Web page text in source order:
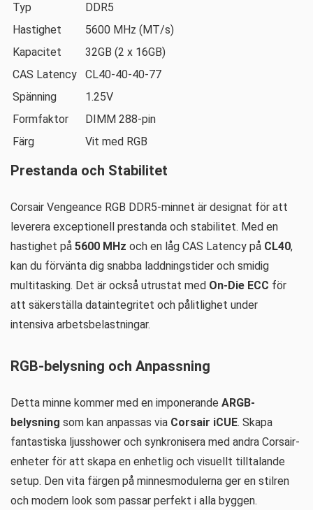
Typ
DDR5
Hastighet
5600 MHz (MT/s)
Kapacitet
32GB (2 x 16GB)
CAS Latency
CL40-40-40-77
Spänning
1.25V
Formfaktor
DIMM 288-pin
Färg
Vit med RGB
Prestanda och Stabilitet
Corsair Vengeance RGB DDR5-minnet är designat för att
leverera exceptionell prestanda och stabilitet. Med en
hastighet på 5600 MHz och en låg CAS Latency på CL40,
kan du förvänta dig snabba laddningstider och smidig
multitasking. Det är också utrustat med On-Die ECC för
att säkerställa dataintegritet och pålitlighet under
intensiva arbetsbelastningar.
RGB-belysning och Anpassning
Detta minne kommer med en imponerande ARGB-
belysning som kan anpassas via Corsair iCUE. Skapa
fantastiska ljusshower och synkronisera med andra Corsair-
enheter för att skapa en enhetlig och visuellt tilltalande
setup. Den vita färgen på minnesmodulerna ger en stilren
och modern look som passar perfekt i alla byggen.